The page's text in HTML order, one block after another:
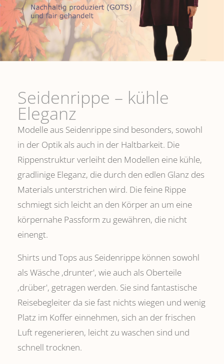
Seidenrippe­ – kühle
Eleganz
Modelle aus Seidenrippe sind besonders, sowohl
in der Optik als auch in der Haltbarkeit. Die
Rippenstruktur verleiht den Modellen eine kühle,
gradlinige Eleganz, die durch den edlen Glanz des
Materials unterstrichen wird. Die feine Rippe
schmiegt sich leicht an den Körper an um eine
körpernahe Passform zu gewähren, die nicht
einengt.
Shirts und Tops aus Seidenrippe können sowohl
als Wäsche ,drunter', wie auch als Oberteile
‚drüber', getragen werden. Sie sind fantastische
Reisebegleiter da sie fast nichts wiegen und wenig
Platz im Koffer einnehmen, sich an der frischen
Luft regenerieren, leicht zu waschen sind und
schnell trocknen.